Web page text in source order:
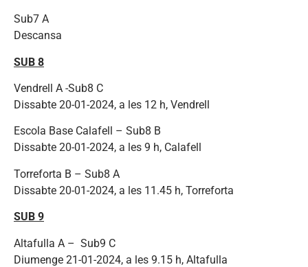
Sub7 A
Descansa
SUB 8
Vendrell A -Sub8 C
Dissabte 20-01-2024, a les 12 h, Vendrell
Escola Base Calafell – Sub8 B
Dissabte 20-01-2024, a les 9 h, Calafell
Torreforta B – Sub8 A
Dissabte 20-01-2024, a les 11.45 h, Torreforta
SUB 9
Altafulla A – Sub9 C
Diumenge 21-01-2024, a les 9.15 h, Altafulla